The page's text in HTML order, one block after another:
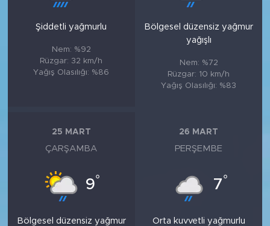
Şiddetli yağmurlu
Nem: %92
Rüzgar: 32 km/h
Yağış Olasılığı: %86
Bölgesel düzensiz yağmur
yağışlı
Nem: %72
Rüzgar: 10 km/h
Yağış Olasılığı: %83
25 MART
ÇARŞAMBA
9°
Bölgesel düzensiz yağmur
26 MART
PERŞEMBE
7°
Orta kuvvetli yağmurlu